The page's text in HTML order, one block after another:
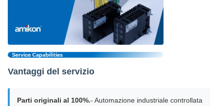
Vantaggi del servizio
Parti originali al 100%.- Automazione industriale controllata